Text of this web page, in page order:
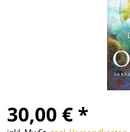
30,00 € *